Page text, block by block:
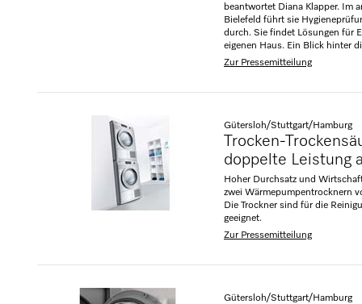
beantwortet Diana Klapper. Im
Bielefeld führt sie
durch. Sie findet Lösungen für
eigenen Haus. Ein Blick hinter
Zur Pressemitteilung
Gütersloh/Stuttgart/Hamburg
Trocken-
doppelte Leistung
Hoher Durchsatz und
zwei Wärmepumpentrocknern
Die Trockner sind für die
geeignet.
Zur Pressemitteilung
Gütersloh/Stuttgart/Hamburg